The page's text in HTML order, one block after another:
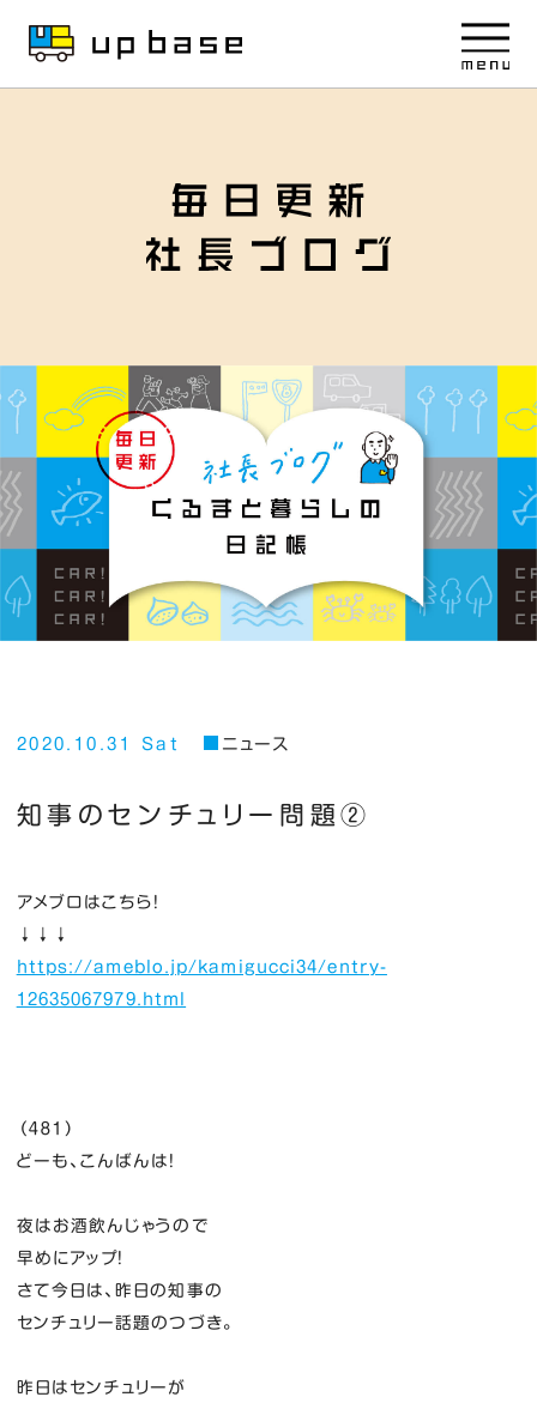
2020.10.31 Sat ニュース
知事のセンチュリー問題②
アメブロはこちら！
↓↓↓
https://ameblo.jp/kamigucci34/entry-
12635067979.html
（４８１）
どーも、こんばんは！
夜はお酒飲んじゃうので
早めにアップ！
さて今日は、昨日の知事の
センチュリー話題のつづき。
昨日はセンチュリーが